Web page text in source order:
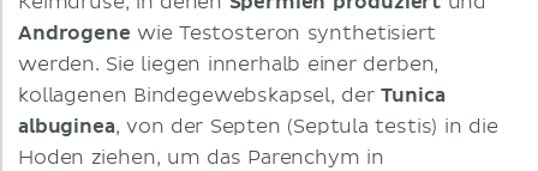
Androgene wie Testosteron synthetisiert
werden. Sie liegen innerhalb einer derben,
kollagenen Bindegewebskapsel, derTunica
albuginea, von der Septen (Septula testis) in die
Hoden ziehen, um das Parenchym in